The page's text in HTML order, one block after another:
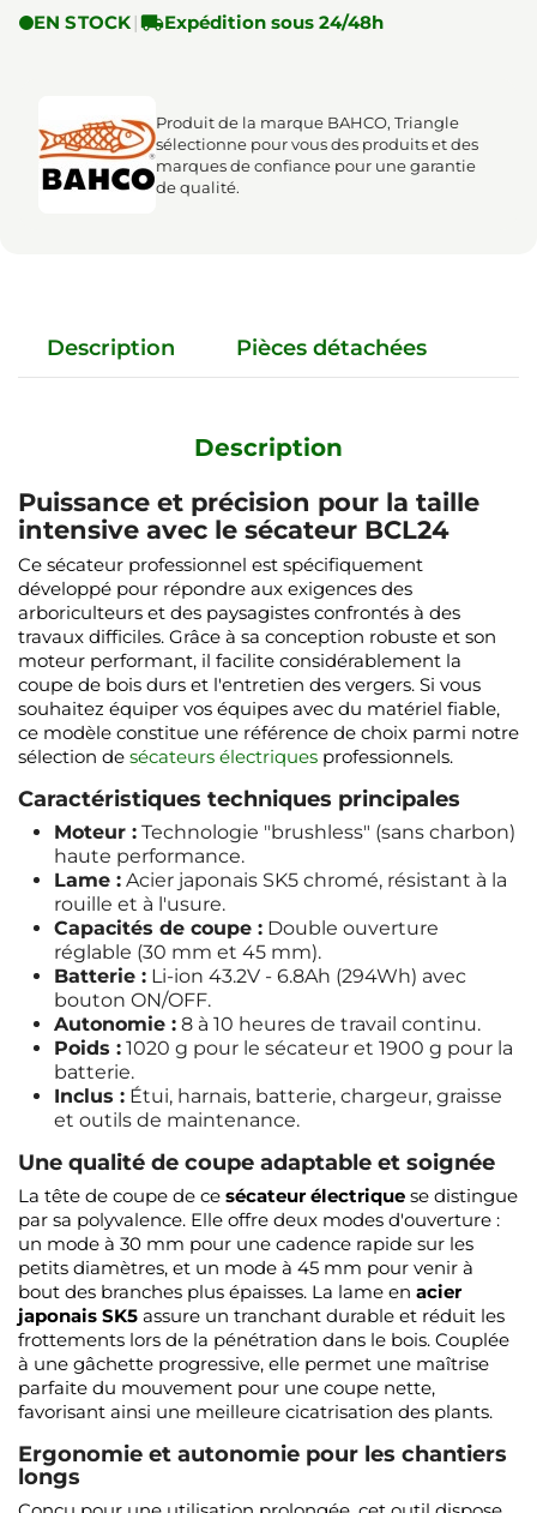
EN STOCK |Expédition sous 24/48h
Produit de la marque BAHCO, Triangle
sélectionne pour vous des produits et des
marques de confiance pour une garantie
de qualité.
Description Pièces détachées
Description
Puissance et précision pour la taille
intensive avec le sécateur BCL24
Ce sécateur professionnel est spécifiquement
développé pour répondre aux exigences des
arboriculteurs et des paysagistes confrontés à des
travaux difficiles. Grâce à sa conception robuste et son
moteur performant, il facilite considérablement la
coupe de bois durs et l'entretien des vergers. Si vous
souhaitez équiper vos équipes avec du matériel fiable,
ce modèle constitue une référence de choix parmi notre
sélection de sécateurs électriques professionnels.
Caractéristiques techniques principales
Moteur : Technologie "brushless" (sans charbon)
haute performance.
Lame : Acier japonais SK5 chromé, résistant à la
rouille et à l'usure.
Capacités de coupe : Double ouverture
réglable (30 mm et 45 mm).
Batterie : Li-ion 43.2V - 6.8Ah (294Wh) avec
bouton ON/OFF.
Autonomie : 8 à 10 heures de travail continu.
Poids : 1020 g pour le sécateur et 1900 g pour la
batterie.
Inclus : Étui, harnais, batterie, chargeur, graisse
et outils de maintenance.
Une qualité de coupe adaptable et soignée
La tête de coupe de ce sécateur électrique se distingue
par sa polyvalence. Elle offre deux modes d'ouverture :
un mode à 30 mm pour une cadence rapide sur les
petits diamètres, et un mode à 45 mm pour venir à
bout des branches plus épaisses. La lame en acier
japonais SK5 assure un tranchant durable et réduit les
frottements lors de la pénétration dans le bois. Couplée
à une gâchette progressive, elle permet une maîtrise
parfaite du mouvement pour une coupe nette,
favorisant ainsi une meilleure cicatrisation des plants.
Ergonomie et autonomie pour les chantiers
longs